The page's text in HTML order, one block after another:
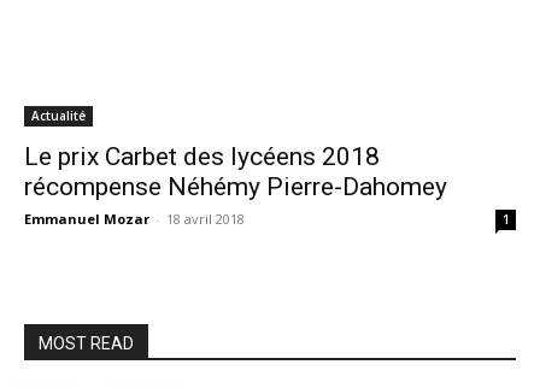
Actualité
Le prix Carbet des lycéens 2018
récompense Néhémy Pierre-Dahomey
Emmanuel Mozar - 18 avril 2018 1
MOST READ